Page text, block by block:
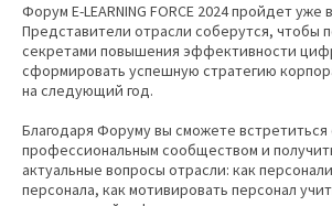
Форум E-LEARNING FORCE 2024 пройдет уже
Представители отрасли соберутся, чтобы
секретами повышения эффективности
сформировать успешную стратегию
на следующий год.
Благодаря Форуму вы сможете встретиться
профессиональным сообществом и
актуальные вопросы отрасли: как
персонала, как мотивировать персонал